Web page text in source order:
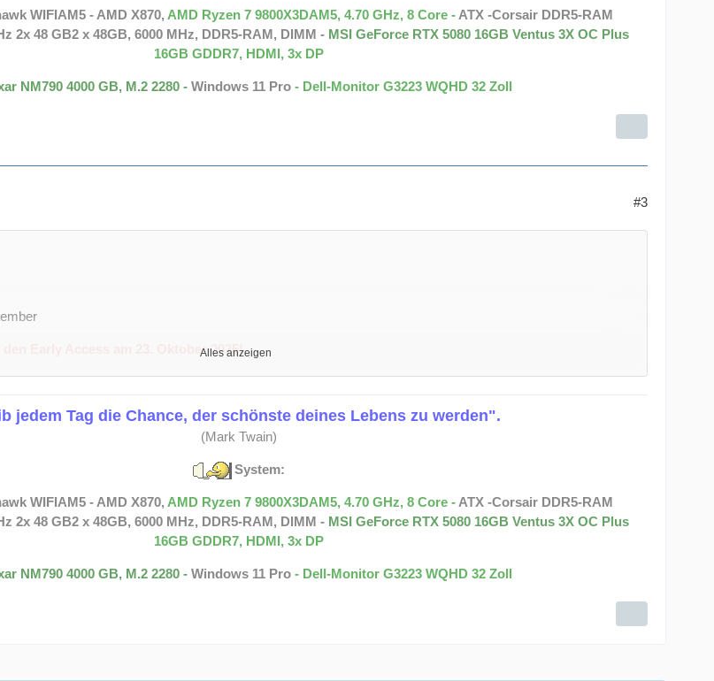
finden Sie im Forum.
WIFIAM5 - AMD X870, AMD Ryzen 7 9800X3DAM5, 4.70 GHz, 8 Core - ATX -Corsair DDR5-RAM
2x 48 GB2 x 48GB, 6000 MHz, DDR5-RAM, DIMM - MSI GeForce RTX 5080 16GB Ventus 3X OC Plus
16GB GDDR7, HDMI, 3x DP
NM790 4000 GB, M.2 2280 -Windows 11 Pro- Dell-Monitor G3223 WQHD 32 Zoll
#3
Early Access am 23. Oktober 2025!
Early-Access-Phase, die dank eurer Unterstützung in den letzten drei Jahren möglich wurde, erscheint
und weit über seine anfänglichen Grundlagen hinausgepflegt.
Alles anzeigen
jedem Tag die Chance, der schönste deines Lebens zu werden".
(Mark Twain)
System:
WIFIAM5 - AMD X870, AMD Ryzen 7 9800X3DAM5, 4.70 GHz, 8 Core - ATX -Corsair DDR5-RAM
2x 48 GB2 x 48GB, 6000 MHz, DDR5-RAM, DIMM - MSI GeForce RTX 5080 16GB Ventus 3X OC Plus
16GB GDDR7, HDMI, 3x DP
NM790 4000 GB, M.2 2280 -Windows 11 Pro- Dell-Monitor G3223 WQHD 32 Zoll